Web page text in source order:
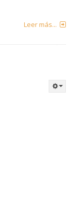
Leer más...